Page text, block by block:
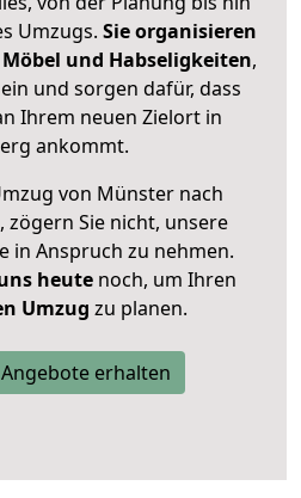
Umzugs. Sie organisieren
und Habseligkeiten,
und sorgen dafür, dass
Ihrem neuen Zielort in
ankommt.
von Münster nach
zögern Sie nicht, unsere
in Anspruch zu nehmen.
heutenoch, um Ihren
Umzug zu planen.
erhalten